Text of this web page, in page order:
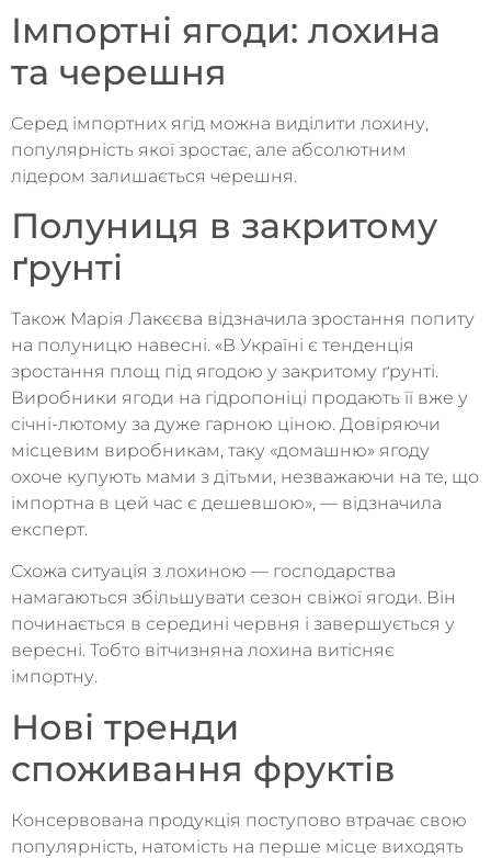
Імпортні ягоди: лохина
та черешня
Серед імпортних ягід можна виділити лохину,
популярність якої зростає, але абсолютним
лідером залишається черешня.
Полуниця в закритому
ґрунті
Також Марія Лакєєва відзначила зростання попиту
на полуницю навесні. «В Україні є тенденція
зростання площ під ягодою у закритому ґрунті.
Виробники ягоди на гідропоніці продають її вже у
січні-лютому за дуже гарною ціною. Довіряючи
місцевим виробникам, таку «домашню» ягоду
охоче купують мами з дітьми, незважаючи на те, що
імпортна в цей час є дешевшою», — відзначила
експерт.
Схожа ситуація з лохиною — господарства
намагаються збільшувати сезон свіжої ягоди. Він
починається в середині червня і завершується у
вересні. Тобто вітчизняна лохина витісняє
імпортну.
Нові тренди
споживання фруктів
Консервована продукція поступово втрачає свою
популярність, натомість на перше місце виходять